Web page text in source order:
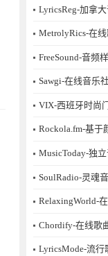
LyricsReg-加拿
MetrolyRics-在
FreeSound-音频
Sawgi-在线音乐
​VIX-西班牙时尚
Rockola.fm-基于
MusicToday-独
SoulRadio-灵魂
RelaxingWorld-
Chordify-在线歌
LyricsMode-流行